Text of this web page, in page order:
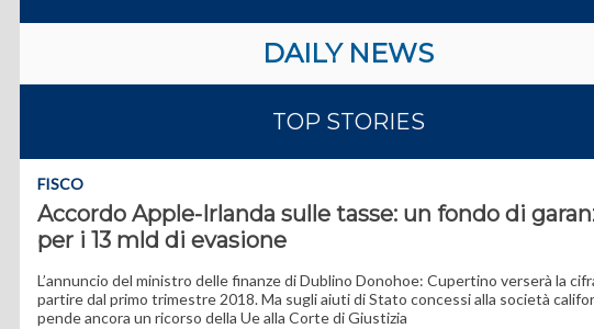
DAILY NEWS
TOP STORIES
FISCO
Accordo Apple-Irlanda sulle tasse: un fondo di
per i 13 mld di evasione
L’annuncio del ministro delle finanze di Dublino Donohoe: Cupertino verserà la
partire dal primo trimestre 2018. Ma sugli aiuti di Stato concessi alla società
pende ancora un ricorso della Ue alla Corte di Giustizia